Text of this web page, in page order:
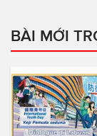
BÀI MỚI